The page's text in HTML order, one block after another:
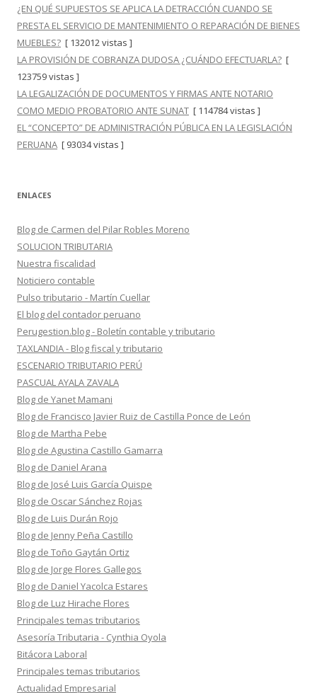
¿EN QUÉ SUPUESTOS SE APLICA LA DETRACCIÓN CUANDO SE
PRESTA EL SERVICIO DE MANTENIMIENTO O REPARACIÓN DE BIENES
MUEBLES? [ 132012 vistas ]
LA PROVISIÓN DE COBRANZA DUDOSA ¿CUÁNDO EFECTUARLA? [
123759 vistas ]
LA LEGALIZACIÓN DE DOCUMENTOS Y FIRMAS ANTE NOTARIO
COMO MEDIO PROBATORIO ANTE SUNAT [ 114784 vistas ]
EL “CONCEPTO” DE ADMINISTRACIÓN PÚBLICA EN LA LEGISLACIÓN
PERUANA [ 93034 vistas ]
ENLACES
Blog de Carmen del Pilar Robles Moreno
SOLUCION TRIBUTARIA
Nuestra fiscalidad
Noticiero contable
Pulso tributario - Martín Cuellar
El blog del contador peruano
Perugestion.blog - Boletín contable y tributario
TAXLANDIA - Blog fiscal y tributario
ESCENARIO TRIBUTARIO PERÚ
PASCUAL AYALA ZAVALA
Blog de Yanet Mamani
Blog de Francisco Javier Ruiz de Castilla Ponce de León
Blog de Martha Pebe
Blog de Agustina Castillo Gamarra
Blog de Daniel Arana
Blog de José Luis García Quispe
Blog de Oscar Sánchez Rojas
Blog de Luis Durán Rojo
Blog de Jenny Peña Castillo
Blog de Toño Gaytán Ortiz
Blog de Jorge Flores Gallegos
Blog de Daniel Yacolca Estares
Blog de Luz Hirache Flores
Principales temas tributarios
Asesoría Tributaria - Cynthia Oyola
Bitácora Laboral
Principales temas tributarios
Actualidad Empresarial